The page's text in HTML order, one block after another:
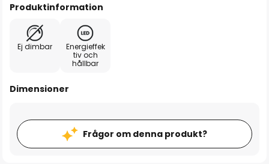
Produktinformation
Ej dimbar
Energieffek
tiv och
hållbar
Dimensioner
Frågor om denna produkt?